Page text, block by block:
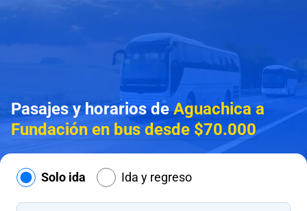
Pasajes y horarios deAguachica a
Fundación en bus desde $70.000
Solo ida Ida y regreso